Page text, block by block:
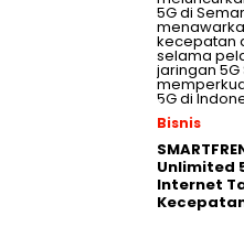
Bisnis
Unlimited
Internet